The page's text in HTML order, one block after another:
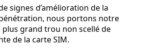
signes d’amélioration de la
nous portons notre
grand trou non scellé de
de la carte SIM.